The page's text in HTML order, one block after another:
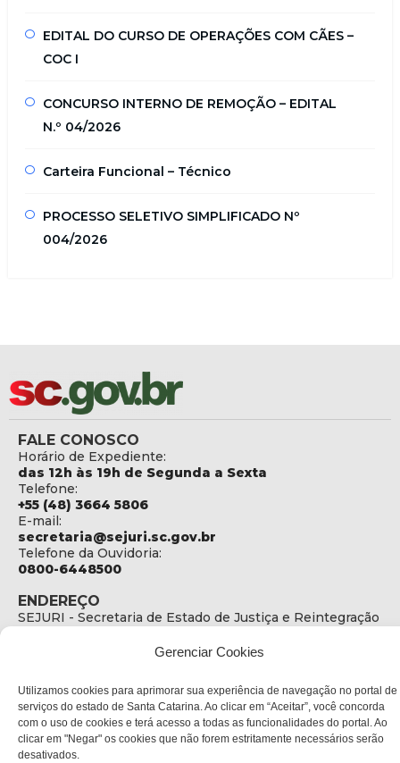
Gerenciar Cookies
Utilizamos cookies para aprimorar sua experiência de navegação no portal de
serviços do estado de Santa Catarina. Ao clicar em “Aceitar”, você concorda
com o uso de cookies e terá acesso a todas as funcionalidades do portal. Ao
clicar em "Negar" os cookies que não forem estritamente necessários serão
desativados.
EDITAL DO CURSO DE OPERAÇÕES COM CÃES –
COC I
CONCURSO INTERNO DE REMOÇÃO – EDITAL
N.º 04/2026
Carteira Funcional – Técnico
PROCESSO SELETIVO SIMPLIFICADO Nº
004/2026
FALE CONOSCO
Horário de Expediente:
das 12h às 19h de Segunda a Sexta
Telefone:
+55 (48) 3664 5806
E-mail:
secretaria@sejuri.sc.gov.br
Telefone da Ouvidoria:
0800-6448500
ENDEREÇO
SEJURI - Secretaria de Estado de Justiça e Reintegração
Estreito - Florianópolis - SC
CEP:
88075-000